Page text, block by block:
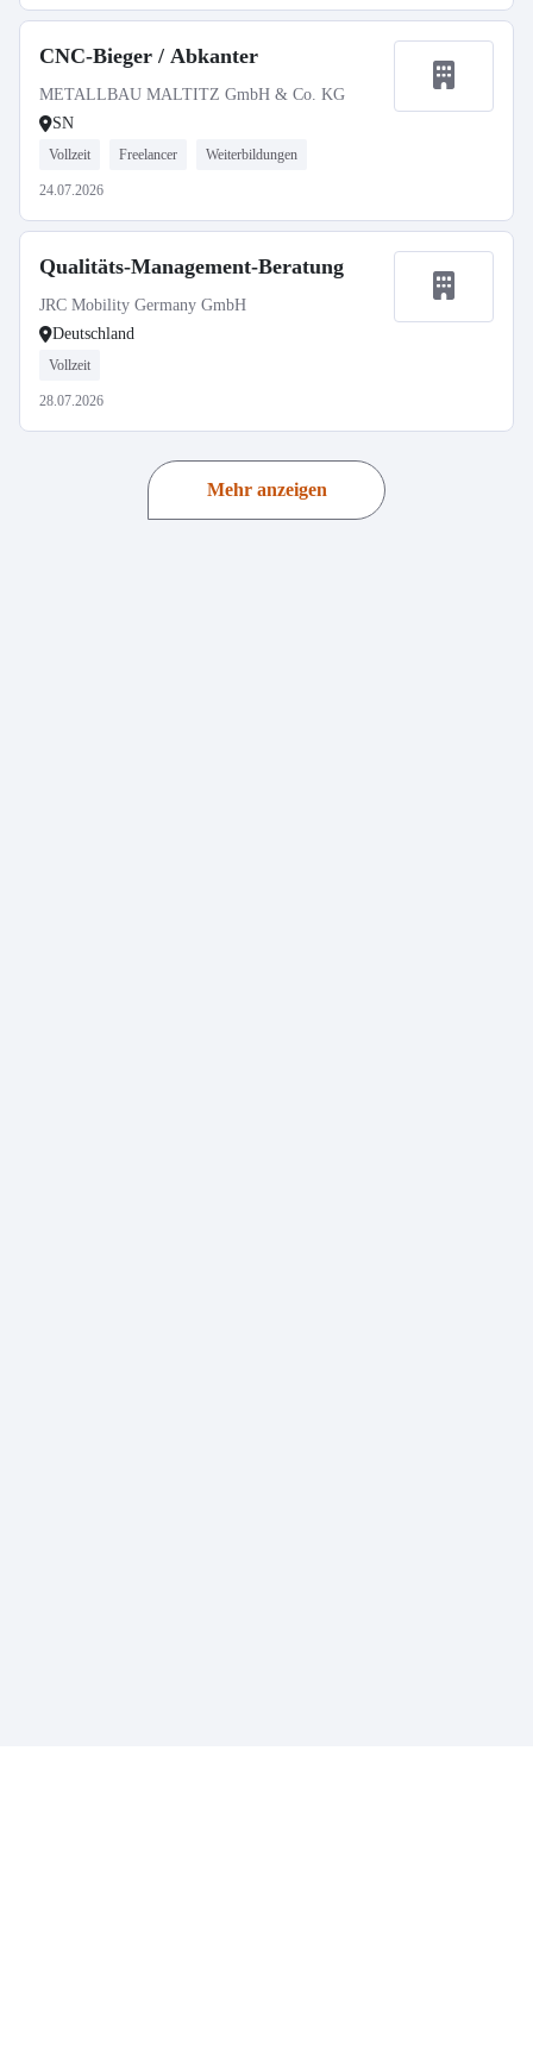
CNC-Bieger / Abkanter
METALLBAU MALTITZ GmbH & Co. KG
SN
Vollzeit Freelancer Weiterbildungen
24.07.2026
Qualitäts-Management-Beratung
JRC Mobility Germany GmbH
Deutschland
Vollzeit
28.07.2026
Mehr anzeigen